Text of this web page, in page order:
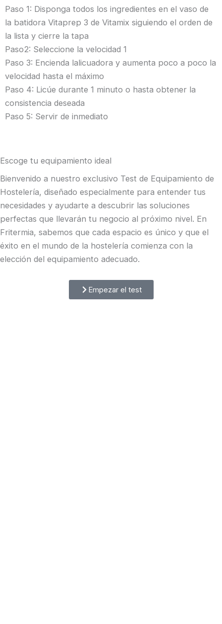
Paso 1: Disponga todos los ingredientes en el vaso de
la batidora Vitaprep 3 de Vitamix siguiendo el orden de
la lista y cierre la tapa
Paso2: Seleccione la velocidad 1
Paso 3: Encienda lalicuadora y aumenta poco a poco la
velocidad hasta el máximo
Paso 4: Licúe durante 1 minuto o hasta obtener la
consistencia deseada
Paso 5: Servir de inmediato
Escoge tu equipamiento ideal
Bienvenido a nuestro exclusivo Test de Equipamiento de
Hostelería, diseñado especialmente para entender tus
necesidades y ayudarte a descubrir las soluciones
perfectas que llevarán tu negocio al próximo nivel. En
Fritermia, sabemos que cada espacio es único y que el
éxito en el mundo de la hostelería comienza con la
elección del equipamiento adecuado.
Empezar el test